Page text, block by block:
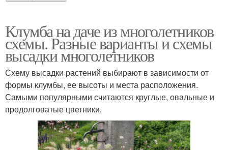
Клумба на даче из многолетников
схемы. Разные варианты и схемы
высадки многолетников
Схему высадки растений выбирают в зависимости от
формы клумбы, ее высоты и места расположения.
Самыми популярными считаются круглые, овальные и
продолговатые цветники.